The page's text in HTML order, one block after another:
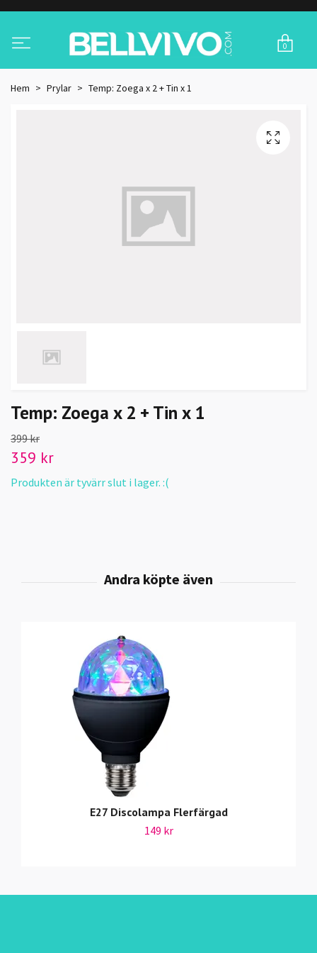
0
Hem Prylar Temp: Zoega x 2 + Tin x 1
Temp: Zoega x 2 + Tin x 1
399 kr
359 kr
Produkten är tyvärr slut i lager. :(
E27 Discolampa Flerfärgad
149 kr